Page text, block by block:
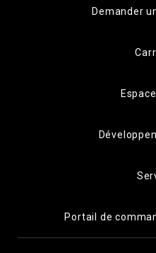
Demander
Portail de